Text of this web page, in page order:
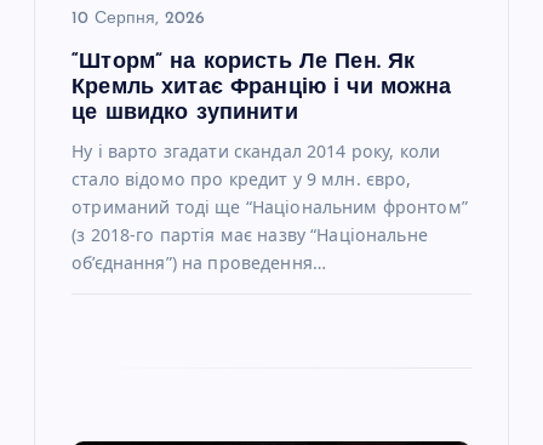
10 Серпня, 2026
“Шторм” на користь Ле Пен. Як
Кремль хитає Францію і чи можна
це швидко зупинити
Ну і варто згадати скандал 2014 року, коли
стало відомо про кредит у 9 млн. євро,
отриманий тоді ще “Національним фронтом”
(з 2018-го партія має назву “Національне
об’єднання”) на проведення…